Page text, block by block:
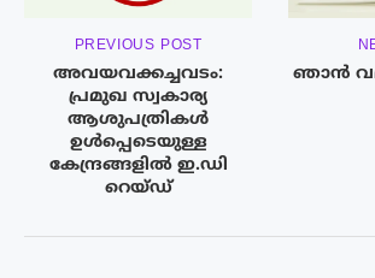
PREVIOUS POST
അവയവക്കച്ചവടം:
പ്രമുഖ സ്വകാര്യ
ആശുപത്രികൾ
ഉൾപ്പെടെയുള്ള
കേന്ദ്രങ്ങളിൽ ഇ.ഡി
റെയ്‌ഡ്‌
ഞാൻ